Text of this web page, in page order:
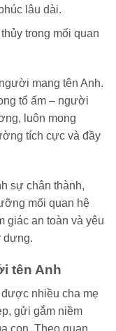
lâu dài.
trong mối quan
mang tên Anh.
tổ ấm – người
luôn mong
tích cực và đầy
sự chân thành,
mối quan hệ
giác an toàn và yêu
dựng.
tên Anh
nhiều cha mẹ
gửi gắm niềm